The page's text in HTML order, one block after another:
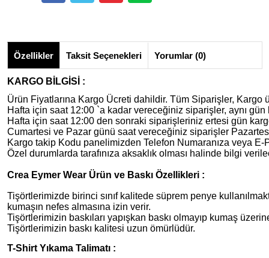
Özellikler Taksit Seçenekleri Yorumlar (0)
KARGO BİLGİSİ :
Ürün Fiyatlarına Kargo Ücreti dahildir. Tüm Siparişler,
Hafta için saat 12:00 `a kadar vereceğiniz siparişler, aynı
Hafta için saat 12:00 den sonraki siparişleriniz ertesi gün
Cumartesi ve Pazar günü saat vereceğiniz siparişler
Kargo takip Kodu panelimizden Telefon Numaranıza veya E-
Özel durumlarda tarafınıza aksaklık olması halinde bilgi
Crea Eymer Wear Ürün ve Baskı Özellikleri :
Tişörtlerimizde birinci sınıf kalitede süprem penye
kumaşın nefes almasına izin verir.
Tişörtlerimizin baskıları yapışkan baskı olmayıp kumaş
Tişörtlerimizin baskı kalitesi uzun ömürlüdür.
T-Shirt Yıkama Talimatı :